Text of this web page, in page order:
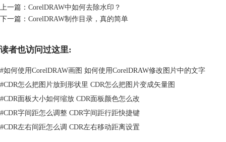
图步长和偏移间距。
上一篇： CorelDRAW中如何去除水印？
下一篇： CorelDRAW制作目录，真的简单
读者也访问过这里:
#如何使用CorelDRAW画图 如何使用CorelDRAW修改图片中的文字
#CDR怎么把图片放到形状里 CDR怎么把图片变成矢量图
#CDR面板大小如何缩放 CDR面板颜色怎么改
#CDR字间距怎么调整 CDR字间距行距快捷键
#CDR左右间距怎么调 CDR左右移动距离设置